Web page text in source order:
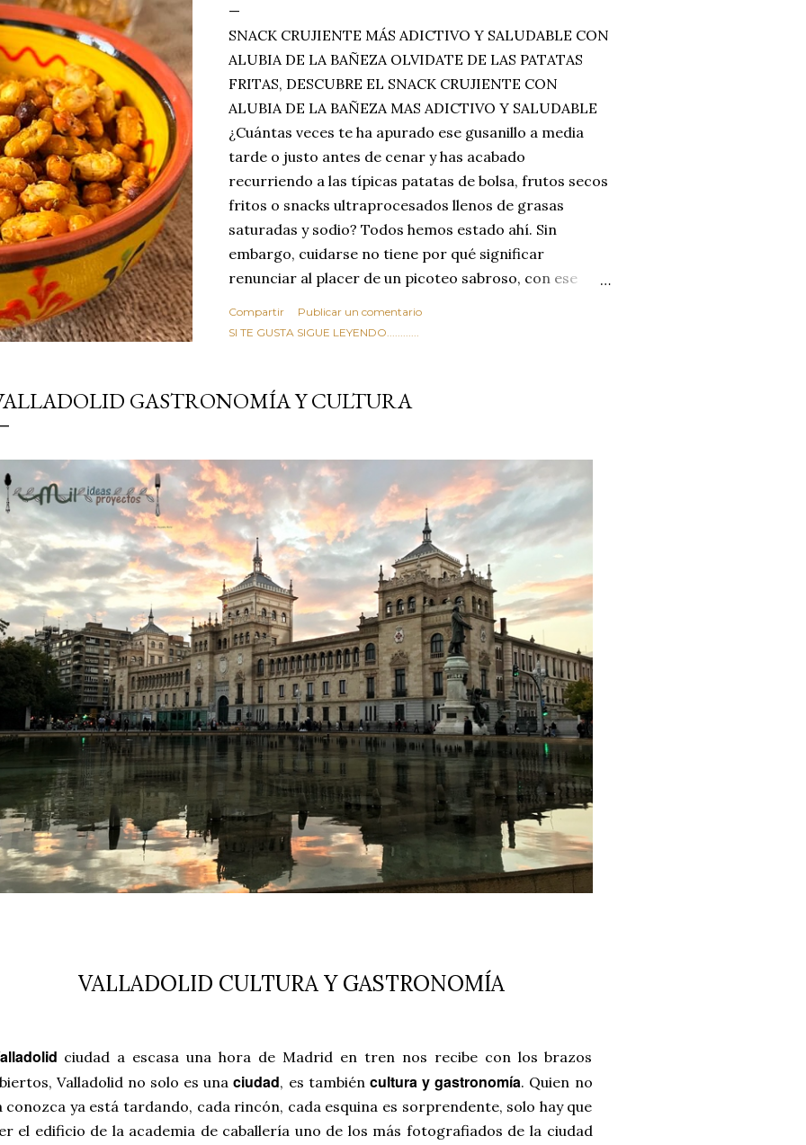
SNACK CRUJIENTE MÁS ADICTIVO Y SALUDABLE CON
ALUBIA DE LA BAÑEZA OLVIDATE DE LAS PATATAS
FRITAS, DESCUBRE EL SNACK CRUJIENTE CON
ALUBIA DE LA BAÑEZA MAS ADICTIVO Y SALUDABLE
¿Cuántas veces te ha apurado ese gusanillo a media
tarde o justo antes de cenar y has acabado
recurriendo a las típicas patatas de bolsa, frutos secos
fritos o snacks ultraprocesados llenos de grasas
saturadas y sodio? Todos hemos estado ahí. Sin
embargo, cuidarse no tiene por qué significar
renunciar al placer de un picoteo sabroso, con ese
Estas alubias crujientes al horno van a cambiar por
tradicionales y copiosos de invierno. Con esta receta
en un snack ligero, dorado, cargado de proteína y
100% natural. Es el sustituto perfecto a los frutos se...
Compartir
Publicar un comentario
SI TE GUSTA SIGUE LEYENDO............
GASTRONOMÍA Y CULTURA
VALLADOLID CULTURA Y GASTRONOMÍA
ciudad a escasa una hora de Madrid en tren nos recibe con los brazos
Valladolid no solo es unaciudad, es también cultura y gastronomía. Quien no
conozca ya está tardando, cada rincón, cada esquina es sorprendente, solo hay que
el edificio de la academia de caballería uno de los más fotografiados de la ciudad